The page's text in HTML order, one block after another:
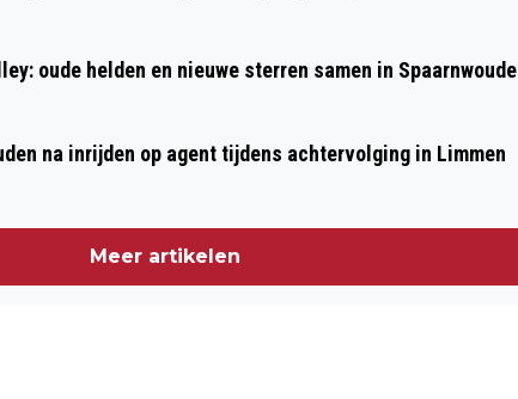
oude helden en nieuwe sterren samen in Spaarnwoude
na inrijden op agent tijdens achtervolging in Limmen
Meer artikelen